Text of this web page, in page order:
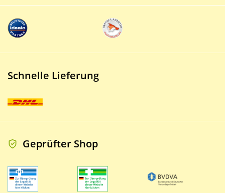
Schnelle Lieferung
Geprüfter Shop